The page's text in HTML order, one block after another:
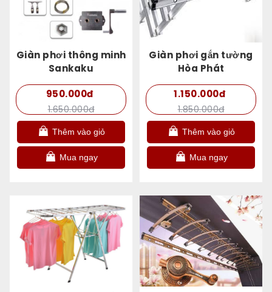
Giàn phơi thông minh
Sankaku
950.000đ
1.650.000đ
Thêm vào giỏ
Mua ngay
Giàn phơi gắn tường
Hòa Phát
1.150.000đ
1.850.000đ
Thêm vào giỏ
Mua ngay